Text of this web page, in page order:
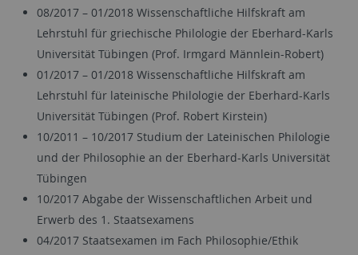
08/2017 – 01/2018 Wissenschaftliche Hilfskraft am
Lehrstuhl für griechische Philologie der Eberhard-Karls
Universität Tübingen (Prof. Irmgard Männlein-Robert)
01/2017 – 01/2018 Wissenschaftliche Hilfskraft am
Lehrstuhl für lateinische Philologie der Eberhard-Karls
Universität Tübingen (Prof. Robert Kirstein)
10/2011 – 10/2017 Studium der Lateinischen Philologie
und der Philosophie an der Eberhard-Karls Universität
Tübingen
10/2017 Abgabe der Wissenschaftlichen Arbeit und
Erwerb des 1. Staatsexamens
04/2017 Staatsexamen im Fach Philosophie/Ethik